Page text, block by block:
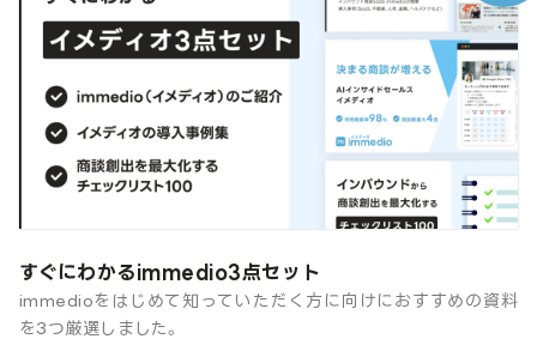
すぐにわかるimmedio3点セット
immedioをはじめて知っていただく方に向けにおすすめの資料
を3つ厳選しました。